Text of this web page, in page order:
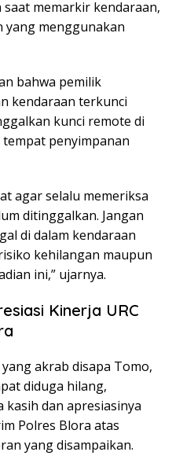
memarkir kendaraan,
yang menggunakan
bahwa pemilik
kendaraan terkunci
kunci remote di
penyimpanan
agar selalu memeriksa
ditinggalkan. Jangan
di dalam kendaraan
kehilangan maupun
ini,” ujarnya.
Kinerja URC
akrab disapa Tomo,
diduga hilang,
dan apresiasinya
Polres Blora atas
yang disampaikan.